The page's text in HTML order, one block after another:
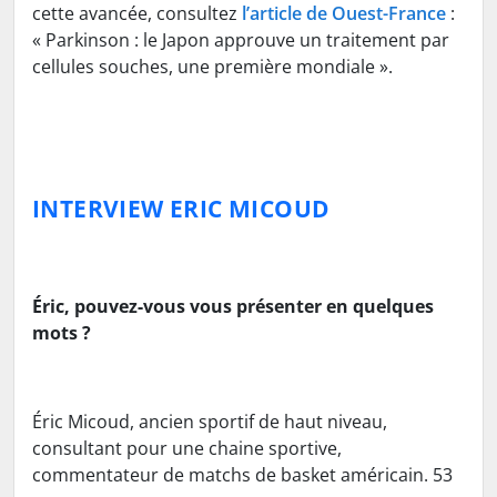
cette avancée, consultez l’article de Ouest-France :
« Parkinson : le Japon approuve un traitement par
cellules souches, une première mondiale ».
INTERVIEW ERIC MICOUD
Éric, pouvez-vous vous présenter en quelques
mots ?
Éric Micoud, ancien sportif de haut niveau,
consultant pour une chaine sportive,
commentateur de matchs de basket américain. 53